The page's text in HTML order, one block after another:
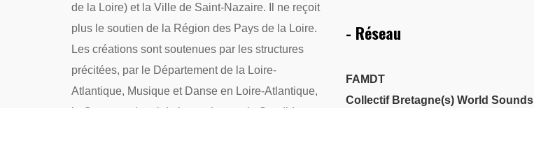
de la Loire) et la Ville de Saint-Nazaire. Il ne reçoit
plus le soutien de la Région des Pays de la Loire.
Les créations sont soutenues par les structures
précitées, par le Département de la Loire-
Atlantique, Musique et Danse en Loire-Atlantique,
le Centre national de la musique et la Spedidam.
- Réseau
FAMDT
Collectif Bretagne(s) World Sounds